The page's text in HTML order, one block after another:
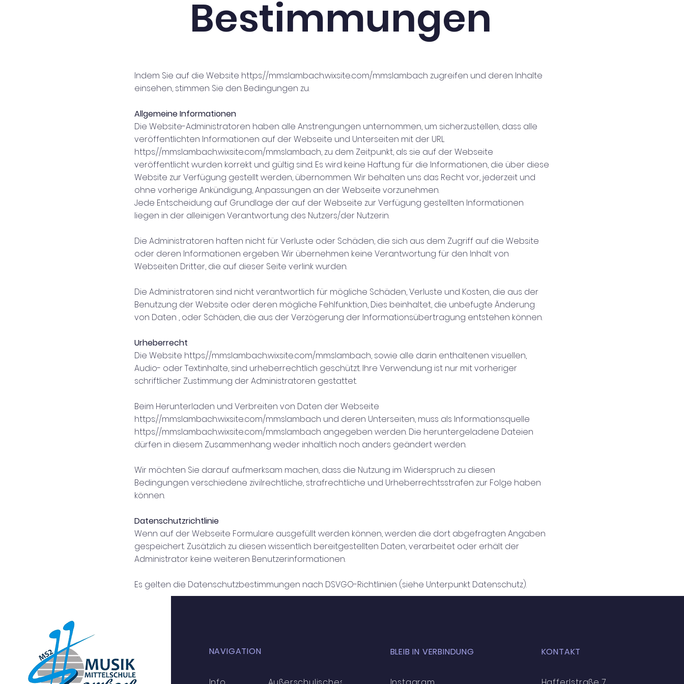
Bestimmungen
Indem Sie auf die Website https://mmslambach.wixsite.com/mmslambach zugreifen und deren Inhalte
einsehen, stimmen Sie den Bedingungen zu.
Allgemeine Informationen
Die Website-Administratoren haben alle Anstrengungen unternommen, um sicherzustellen, dass alle
veröffentlichten Informationen auf der Webseite und Unterseiten mit der URL
https://mmslambach.wixsite.com/mmslambach, zu dem Zeitpunkt, als sie auf der Webseite
veröffentlicht wurden korrekt und gültig sind. Es wird keine Haftung für die Informationen, die über diese
Website zur Verfügung gestellt werden, übernommen. Wir behalten uns das Recht vor, jederzeit und
ohne vorherige Ankündigung, Anpassungen an der Webseite vorzunehmen.
Jede Entscheidung auf Grundlage der auf der Webseite zur Verfügung gestellten Informationen
liegen in der alleinigen Verantwortung des Nutzers/der Nutzerin.
Die Administratoren haften nicht für Verluste oder Schäden, die sich aus dem Zugriff auf die Website
oder deren Informationen ergeben. Wir übernehmen keine Verantwortung für den Inhalt von
Webseiten Dritter, die auf dieser Seite verlink wurden.
Die Administratoren sind nicht verantwortlich für mögliche Schäden, Verluste und Kosten, die aus der
Benutzung der Website oder deren mögliche Fehlfunktion, Dies beinhaltet, die unbefugte Änderung
von Daten , oder Schäden, die aus der Verzögerung der Informationsübertragung entstehen können.
Urheberrecht
Die Website https://mmslambach.wixsite.com/mmslambach, sowie alle darin enthaltenen visuellen,
Audio- oder Textinhalte, sind urheberrechtlich geschützt. Ihre Verwendung ist nur mit vorheriger
schriftlicher Zustimmung der Administratoren gestattet.
Beim Herunterladen und Verbreiten von Daten der Webseite
https://mmslambach.wixsite.com/mmslambach und deren Unterseiten, muss als Informationsquelle
https://mmslambach.wixsite.com/mmslambach angegeben werden. Die heruntergeladene Dateien
dürfen in diesem Zusammenhang weder inhaltlich noch anders geändert werden.
Wir möchten Sie darauf aufmerksam machen, dass die Nutzung im Widerspruch zu diesen
Bedingungen verschiedene zivilrechtliche, strafrechtliche und Urheberrechtsstrafen zur Folge haben
können.
Datenschutzrichtlinie
Wenn auf der Webseite Formulare ausgefüllt werden können, werden die dort abgefragten Angaben
gespeichert. Zusätzlich zu diesen wissentlich bereitgestellten Daten, verarbeitet oder erhält der
Administrator keine weiteren Benutzerinformationen.
Es gelten die Datenschutzbestimmungen nach DSVGO-Richtlinien (siehe Unterpunkt Datenschutz).
NAVIGATION BLEIB IN VERBINDUNG KONTAKT